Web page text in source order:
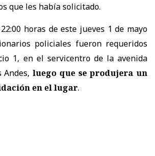
que les había solicitado.
horas de este jueves 1 de mayo
policiales fueron requeridos
1, en el servicentro de la avenida
luego que se produjera un
en el lugar.